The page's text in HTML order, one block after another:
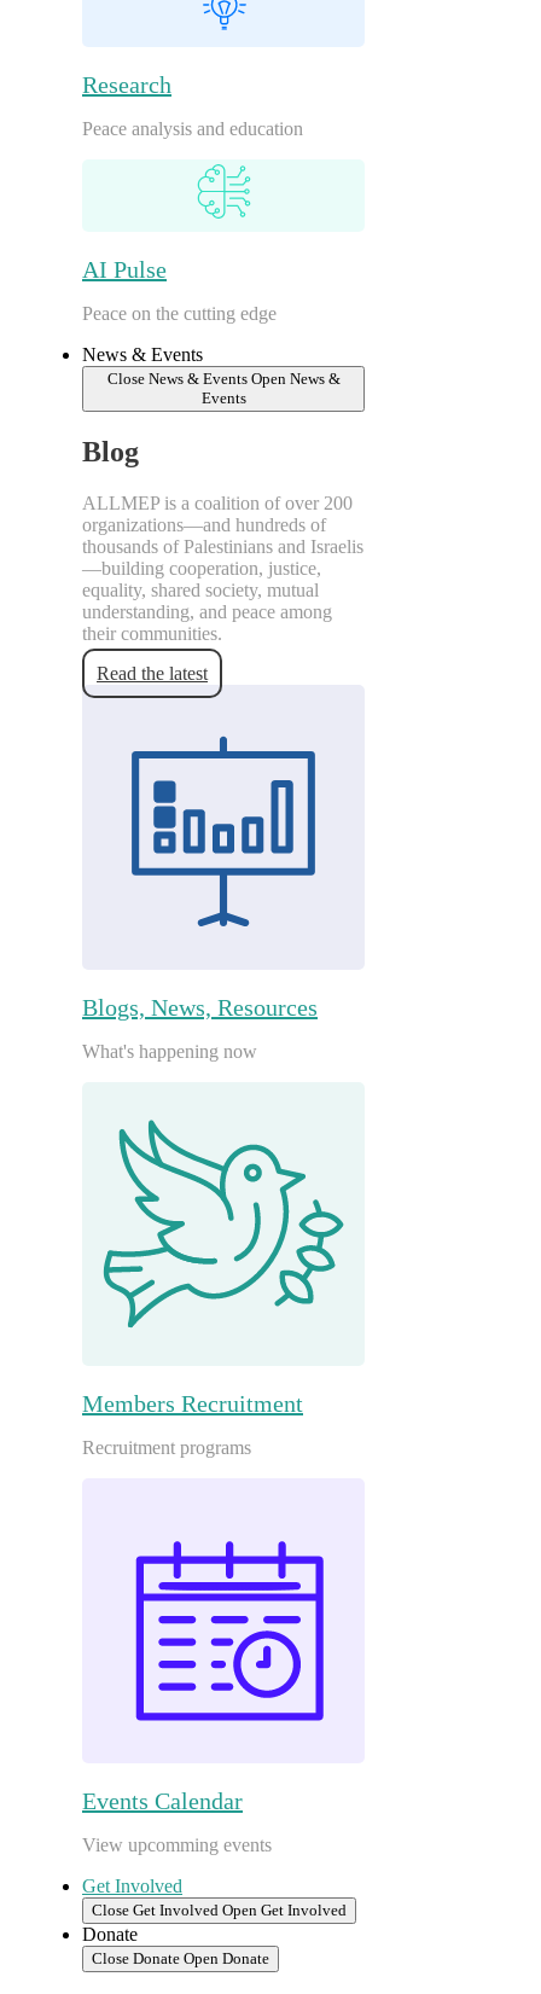
Research
Peace analysis and education
AI Pulse
Peace on the cutting edge
News & Events
Close News & Events Open News &
Events
Blog
ALLMEP is a coalition of over 200
organizations—and hundreds of
thousands of Palestinians and Israelis
—building cooperation, justice,
equality, shared society, mutual
understanding, and peace among
their communities.
Read the latest
Blogs, News, Resources
What's happening now
Members Recruitment
Recruitment programs
Events Calendar
View upcomming events
Get Involved
Close Get Involved Open Get Involved
Donate
Close Donate Open Donate